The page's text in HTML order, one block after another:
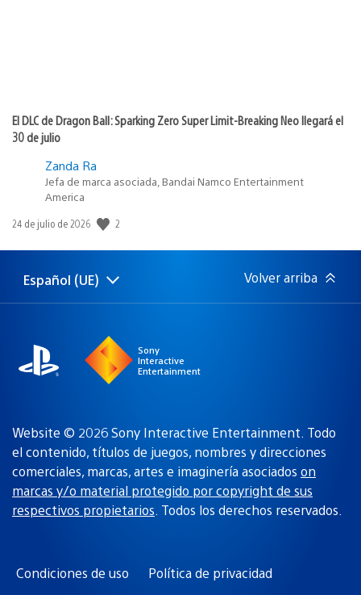
El DLC de Dragon Ball: Sparking Zero Super Limit-Breaking Neo llegará el
30 de julio
Zanda Ra
Jefa de marca asociada, Bandai Namco Entertainment
America
Fecha
publicación:
24 de julio de 2026 2
Selecciona
Región
Español (UE) Volver arriba
Sony
Interactive
Entertainment
Website © 2026 Sony Interactive Entertainment. Todo
el contenido, títulos de juegos, nombres y direcciones
comerciales, marcas, artes e imaginería asociados on
marcas y/o material protegido por copyright de sus
respectivos propietarios. Todos los derechos reservados.
Condiciones de uso
Política de privacidad